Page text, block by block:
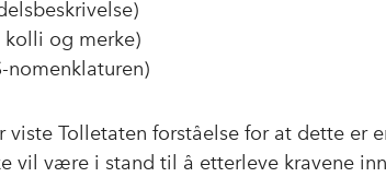
og merke)
nomenklaturen)
viste Tolletaten forståelse for at dette er
vil være i stand til å etterleve kravene